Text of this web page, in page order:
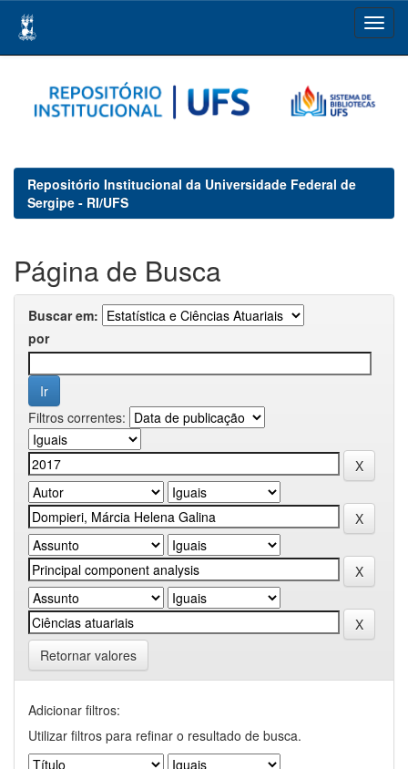
navigation
Repositório Institucional da Universidade Federal de
Sergipe - RI/UFS
Página de Busca
Buscar em:
por
Filtros correntes:
Retornar valores
Adicionar filtros:
Utilizar filtros para refinar o resultado de busca.